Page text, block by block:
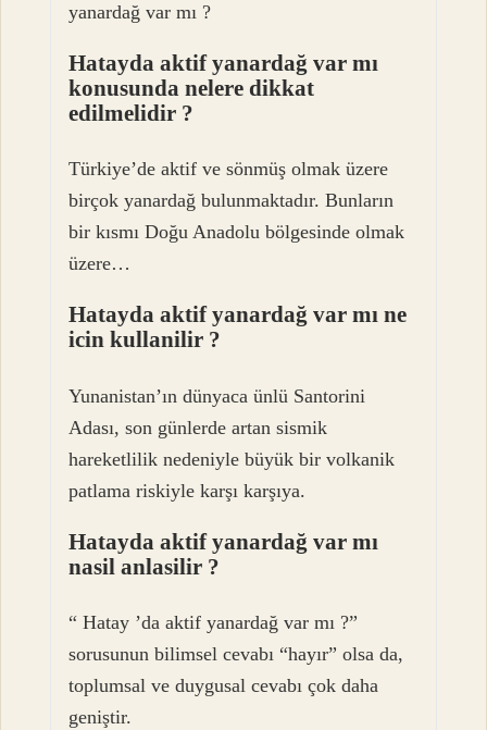
yanardağ var mı ?
Hatayda aktif yanardağ var mı
konusunda nelere dikkat
edilmelidir ?
Türkiye’de aktif ve sönmüş olmak üzere
birçok yanardağ bulunmaktadır. Bunların
bir kısmı Doğu Anadolu bölgesinde olmak
üzere…
Hatayda aktif yanardağ var mı ne
icin kullanilir ?
Yunanistan’ın dünyaca ünlü Santorini
Adası, son günlerde artan sismik
hareketlilik nedeniyle büyük bir volkanik
patlama riskiyle karşı karşıya.
Hatayda aktif yanardağ var mı
nasil anlasilir ?
“ Hatay ’da aktif yanardağ var mı ?”
sorusunun bilimsel cevabı “hayır” olsa da,
toplumsal ve duygusal cevabı çok daha
geniştir.